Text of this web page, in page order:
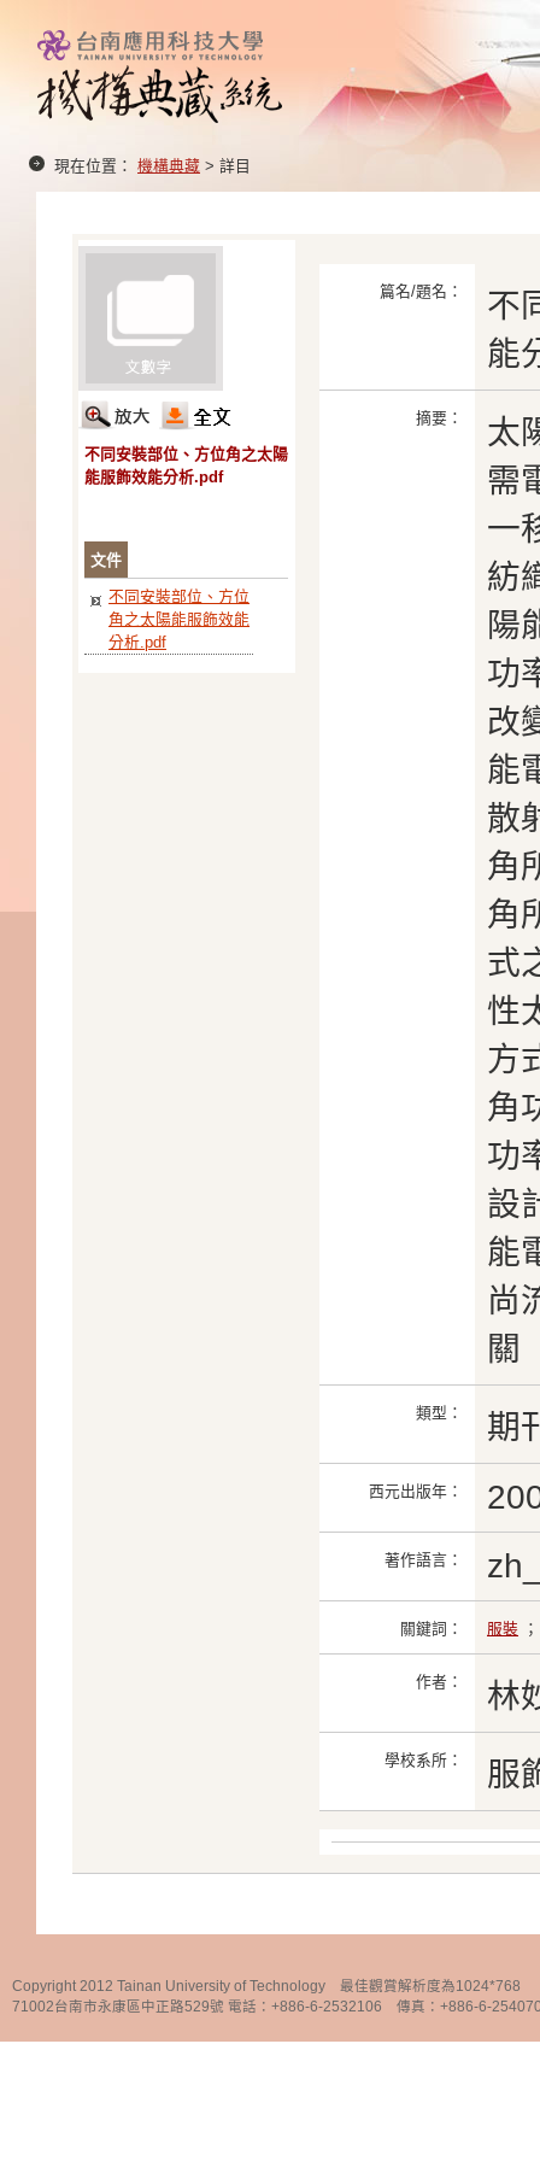
現在位置： 機構典藏 > 詳目
不同安裝部位、方位角之太陽
能服飾效能分析.pdf
文件
不同安裝部位、方位
角之太陽能服飾效能
分析.pdf
篇名/題名：
不
能
摘要：
太
需
一
紡
陽
功
改
能
散
角
角
式
性
方
角
功
設
能
尚
關
類型： 期
西元出版年：
著作語言：
關鍵詞： 服裝
作者： 林
學校系所： 服
Copyright 2012 Tainan University of Technology 最佳觀賞解析度為1024*768
71002台南市永康區中正路529號 電話：+886-6-2532106 傳真：+886-6-